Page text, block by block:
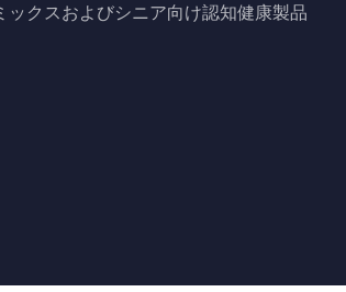
クスおよびシニア向け認知健康製品